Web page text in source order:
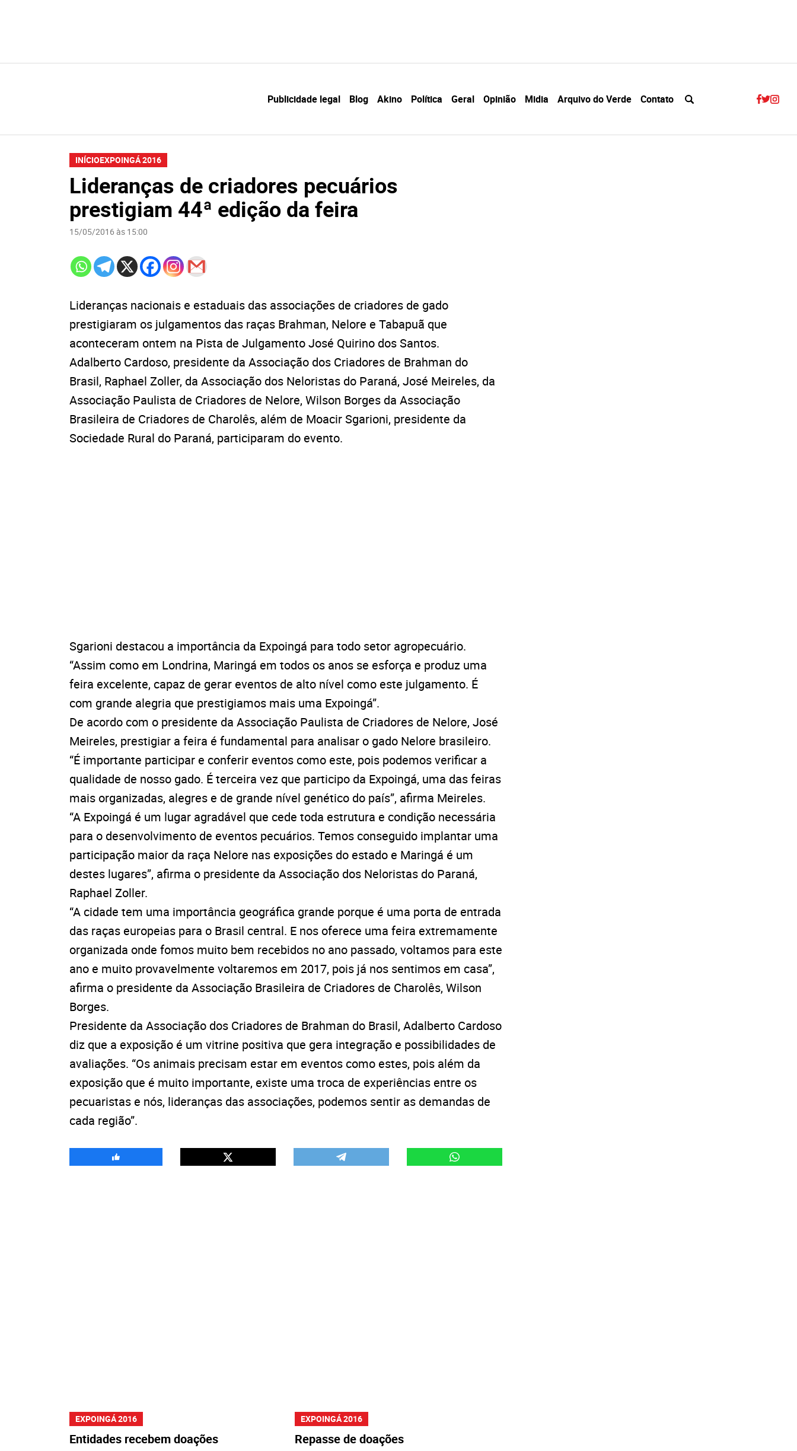
Publicidade legal Blog Akino Política Geral Opinião Midia Arquivo do Verde Contato
INÍCIOEXPOINGÁ 2016
Lideranças de criadores pecuários
prestigiam 44ª edição da feira
15/05/2016 às 15:00
Lideranças nacionais e estaduais das associações de criadores de gado
prestigiaram os julgamentos das raças Brahman, Nelore e Tabapuã que
aconteceram ontem na Pista de Julgamento José Quirino dos Santos.
Adalberto Cardoso, presidente da Associação dos Criadores de Brahman do
Brasil, Raphael Zoller, da Associação dos Neloristas do Paraná, José Meireles, da
Associação Paulista de Criadores de Nelore, Wilson Borges da Associação
Brasileira de Criadores de Charolês, além de Moacir Sgarioni, presidente da
Sociedade Rural do Paraná, participaram do evento.
Sgarioni destacou a importância da Expoingá para todo setor agropecuário.
“Assim como em Londrina, Maringá em todos os anos se esforça e produz uma
feira excelente, capaz de gerar eventos de alto nível como este julgamento. É
com grande alegria que prestigiamos mais uma Expoingá”.
De acordo com o presidente da Associação Paulista de Criadores de Nelore, José
Meireles, prestigiar a feira é fundamental para analisar o gado Nelore brasileiro.
“É importante participar e conferir eventos como este, pois podemos verificar a
qualidade de nosso gado. É terceira vez que participo da Expoingá, uma das feiras
mais organizadas, alegres e de grande nível genético do país”, afirma Meireles.
“A Expoingá é um lugar agradável que cede toda estrutura e condição necessária
para o desenvolvimento de eventos pecuários. Temos conseguido implantar uma
participação maior da raça Nelore nas exposições do estado e Maringá é um
destes lugares”, afirma o presidente da Associação dos Neloristas do Paraná,
Raphael Zoller.
“A cidade tem uma importância geográfica grande porque é uma porta de entrada
das raças europeias para o Brasil central. E nos oferece uma feira extremamente
organizada onde fomos muito bem recebidos no ano passado, voltamos para este
ano e muito provavelmente voltaremos em 2017, pois já nos sentimos em casa”,
afirma o presidente da Associação Brasileira de Criadores de Charolês, Wilson
Borges.
Presidente da Associação dos Criadores de Brahman do Brasil, Adalberto Cardoso
diz que a exposição é um vitrine positiva que gera integração e possibilidades de
avaliações. “Os animais precisam estar em eventos como estes, pois além da
exposição que é muito importante, existe uma troca de experiências entre os
pecuaristas e nós, lideranças das associações, podemos sentir as demandas de
cada região”.
EXPOINGÁ 2016
Entidades recebem doações
EXPOINGÁ 2016
Repasse de doações